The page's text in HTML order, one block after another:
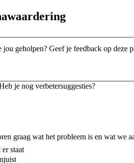
geholpen? Geef je feedback op deze
je nog verbetersuggesties?
graag wat het probleem is en wat we
staat